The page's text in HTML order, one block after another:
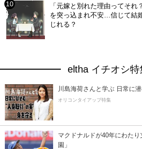
「元嫁と別れた理由ってそ
を突っ込まれ不安…信じて結
じれる？
eltha イチオシ特
川島海荷さんと学ぶ 日常に
オリコンタイアップ特集
マクドナルドが40年にわた
園」